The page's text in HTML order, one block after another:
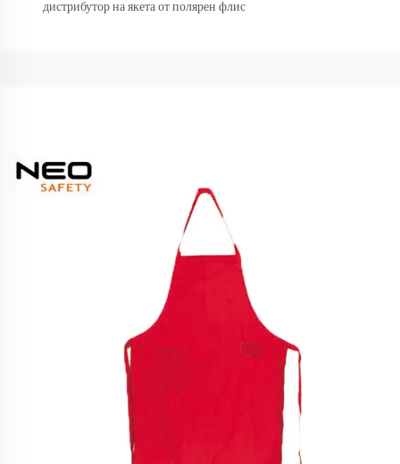
дистрибутор на якета от полярен флис